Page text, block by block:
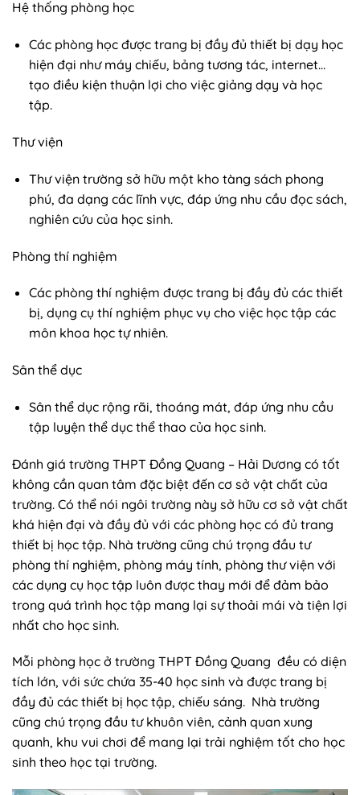
Hệ thống phòng học
Các phòng học được trang bị đầy đủ thiết bị dạy học
hiện đại như máy chiếu, bảng tương tác, internet…
tạo điều kiện thuận lợi cho việc giảng dạy và học
tập.
Thư viện
Thư viện trường sở hữu một kho tàng sách phong
phú, đa dạng các lĩnh vực, đáp ứng nhu cầu đọc sách,
nghiên cứu của học sinh.
Phòng thí nghiệm
Các phòng thí nghiệm được trang bị đầy đủ các thiết
bị, dụng cụ thí nghiệm phục vụ cho việc học tập các
môn khoa học tự nhiên.
Sân thể dục
Sân thể dục rộng rãi, thoáng mát, đáp ứng nhu cầu
tập luyện thể dục thể thao của học sinh.
Đánh giá trường THPT Đồng Quang – Hải Dương có tốt
không cần quan tâm đặc biệt đến cơ sở vật chất của
trường. Có thể nói ngôi trường này sở hữu cơ sở vật chất
khá hiện đại và đầy đủ với các phòng học có đủ trang
thiết bị học tập. Nhà trường cũng chú trọng đầu tư
phòng thí nghiệm, phòng máy tính, phòng thư viện với
các dụng cụ học tập luôn được thay mới để đảm bảo
trong quá trình học tập mang lại sự thoải mái và tiện lợi
nhất cho học sinh.
Mỗi phòng học ở trường THPT Đồng Quang đều có diện
tích lớn, với sức chứa 35-40 học sinh và được trang bị
đầy đủ các thiết bị học tập, chiếu sáng. Nhà trường
cũng chú trọng đầu tư khuôn viên, cảnh quan xung
quanh, khu vui chơi để mang lại trải nghiệm tốt cho học
sinh theo học tại trường.